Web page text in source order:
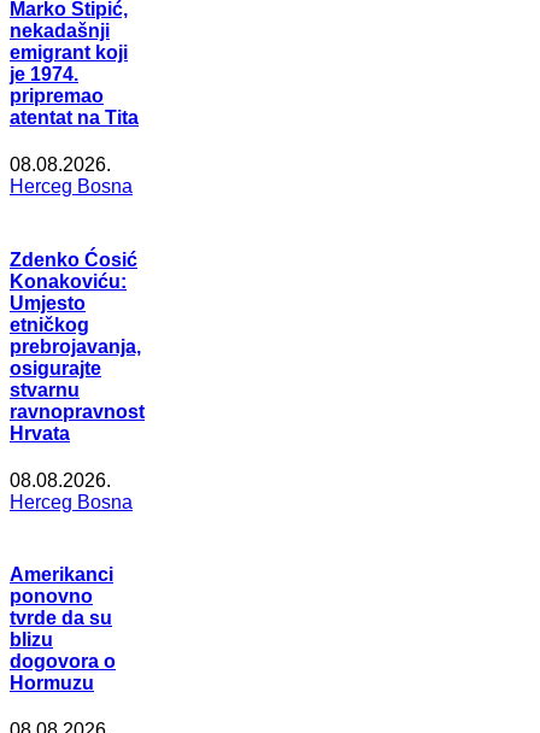
Marko Stipić,
nekadašnji
emigrant koji
je 1974.
pripremao
atentat na Tita
08.08.2026.
Herceg Bosna
Zdenko Ćosić
Konakoviću:
Umjesto
etničkog
prebrojavanja,
osigurajte
stvarnu
ravnopravnost
Hrvata
08.08.2026.
Herceg Bosna
Amerikanci
ponovno
tvrde da su
blizu
dogovora o
Hormuzu